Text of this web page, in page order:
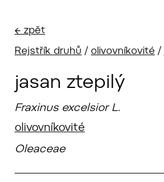
← zpět
Rejstřík druhů / olivovníkovité /
jasan ztepilý
Fraxinus excelsior L.
olivovníkovité
Oleaceae